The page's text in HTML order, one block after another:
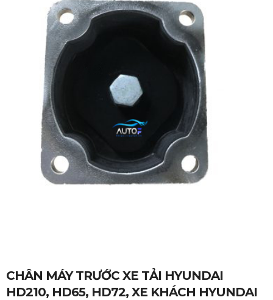
CHÂN MÁY TRƯỚC XE TẢI HYUNDAI
HD210, HD65, HD72, XE KHÁCH HYUNDAI